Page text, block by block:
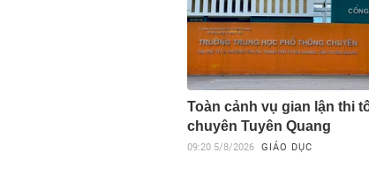
Toàn cảnh vụ gian lận thi
chuyên Tuyên Quang
09:20 5/8/2026 GIÁO DỤC